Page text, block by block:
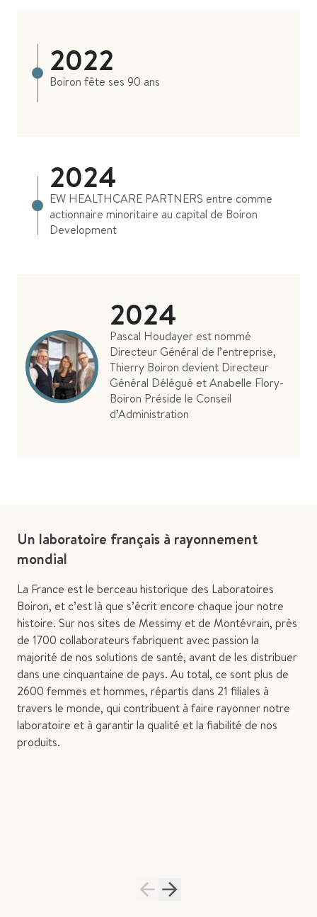
2022
Boiron fête ses 90 ans
2024
EW HEALTHCARE PARTNERS entre comme
actionnaire minoritaire au capital de Boiron
Development
2024
Pascal Houdayer est nommé
Directeur Général de l’entreprise,
Thierry Boiron devient Directeur
Général Délégué et Anabelle Flory-
Boiron Préside le Conseil
d’Administration
Un laboratoire français à rayonnement
mondial
La France est le berceau historique des Laboratoires
Boiron, et c’est là que s’écrit encore chaque jour notre
histoire. Sur nos sites de Messimy et de Montévrain, près
de 1700 collaborateurs fabriquent avec passion la
majorité de nos solutions de santé, avant de les distribuer
dans une cinquantaine de pays. Au total, ce sont plus de
2600 femmes et hommes, répartis dans 21 filiales à
travers le monde, qui contribuent à faire rayonner notre
laboratoire et à garantir la qualité et la fiabilité de nos
produits.